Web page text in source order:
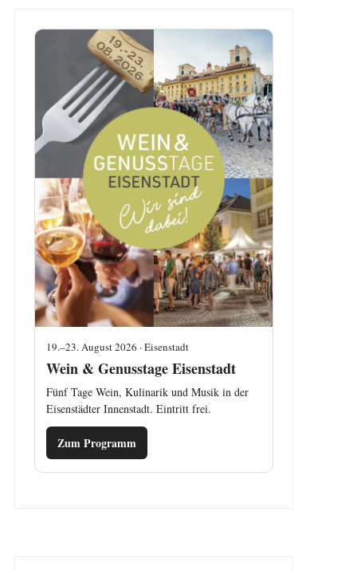
19.–23. August 2026 · Eisenstadt
Wein & Genusstage Eisenstadt
Fünf Tage Wein, Kulinarik und Musik in der
Eisenstädter Innenstadt. Eintritt frei.
Zum Programm